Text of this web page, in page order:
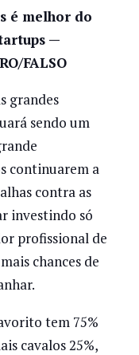
é melhor do
—
FALSO
grandes
sendo um
continuarem a
contra as
investindo só
profissional de
chances de
tem 75%
cavalos 25%,